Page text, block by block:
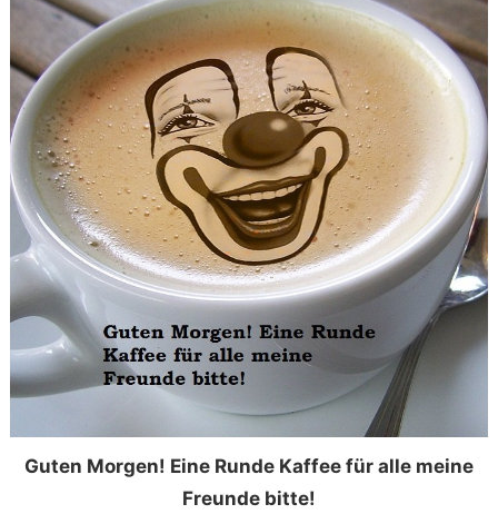
Guten Morgen! Eine Runde Kaffee für alle meine
Freunde bitte!